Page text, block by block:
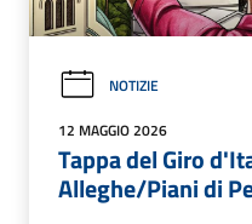
NOTIZIE
12 MAGGIO 2026
Tappa del Giro
Alleghe/Piani di